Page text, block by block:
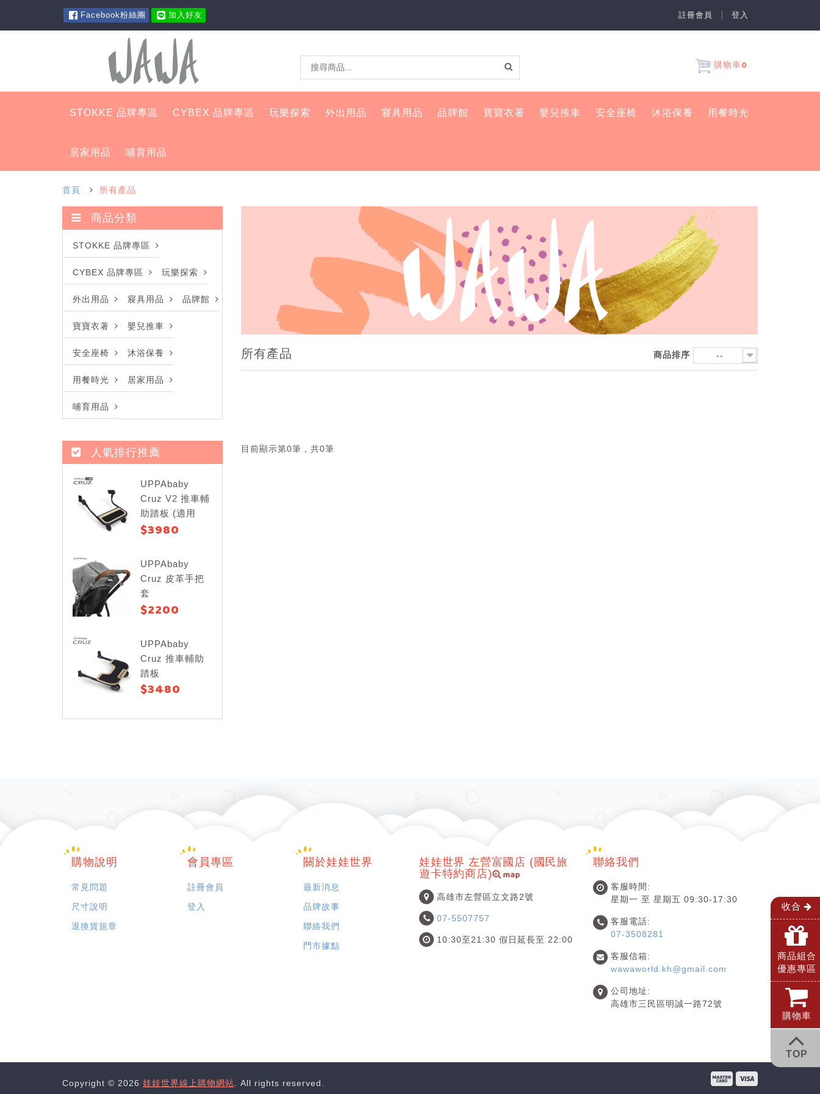
Facebook粉絲團 加入好友 註冊會員 登入
購物車0
STOKKE 品牌專區 CYBEX 品牌專區 玩樂探索 外出用品 寢具用品 品牌館 寶寶衣著 嬰兒推車 安全座椅 沐浴保養 用餐時光
居家用品 哺育用品
首頁 所有產品
商品分類
STOKKE 品牌專區
CYBEX 品牌專區 玩樂探索
外出用品 寢具用品 品牌館
寶寶衣著 嬰兒推車
安全座椅 沐浴保養
用餐時光 居家用品
哺育用品
人氣排行推薦
UPPAbaby
Cruz V2 推車輔
助踏板 (適用
Cruz V2)
$3980
UPPAbaby
Cruz 皮革手把
套
$2200
UPPAbaby
Cruz 推車輔助
踏板
$3480
所有產品 商品排序 --
目前顯示第0筆，共0筆
購物說明
常見問題
尺寸說明
退換貨規章
會員專區
註冊會員
登入
關於娃娃世界
最新消息
品牌故事
聯絡我們
門市據點
娃娃世界 左營富國店 (國民旅
遊卡特約商店)
map
高雄市左營區立文路2號
07-5507757
10:30至21:30 假日延長至 22:00
聯絡我們
客服時間:
星期一 至 星期五 09:30-17:30
客服電話:
07-3508281
客服信箱:
wawaworld.kh@gmail.com
公司地址:
高雄市三民區明誠一路72號
Copyright © 2026 娃娃世界線上購物網站. All rights reserved.
收合
商品組合
優惠專區
購物車
TOP